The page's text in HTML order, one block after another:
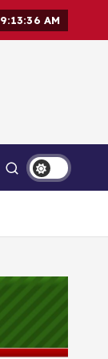
9:13:37 AM